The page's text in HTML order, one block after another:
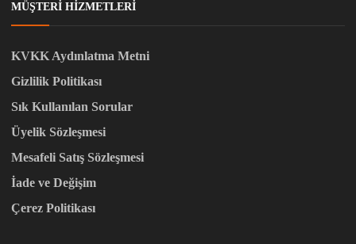
MÜŞTERI HIZMETLERI
KVKK Aydınlatma Metni
Gizlilik Politikası
Sık Kullanılan Sorular
Üyelik Sözleşmesi
Mesafeli Satış Sözleşmesi
İade ve Değişim
Çerez Politikası